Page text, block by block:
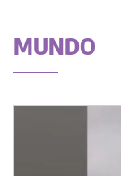
MUNDO